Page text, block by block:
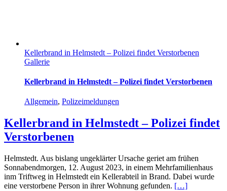
Kellerbrand in Helmstedt – Polizei findet Verstorbenen
Gallerie
Kellerbrand in Helmstedt – Polizei findet Verstorbenen
Allgemein, Polizeimeldungen
Kellerbrand in Helmstedt – Polizei findet
Verstorbenen
Helmstedt. Aus bislang ungeklärter Ursache geriet am frühen
Sonnabendmorgen, 12. August 2023, in einem Mehrfamilienhaus
inm Triftweg in Helmstedt ein Kellerabteil in Brand. Dabei wurde
eine verstorbene Person in ihrer Wohnung gefunden. […]